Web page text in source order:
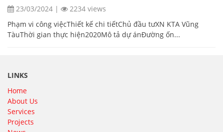
23/03/2024 |
2234 views
Phạm vi công việcThiết kế chi tiếtChủ đầu tưXN KTA Vũng
TàuThời gian thực hiện2020Mô tả dự ánĐường ốn...
LINKS
Home
About Us
Services
Projects